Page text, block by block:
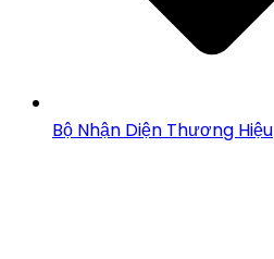
Bộ Nhận Diện Thương Hiệu